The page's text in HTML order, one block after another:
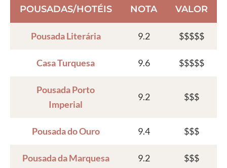
POUSADAS/HOTÉIS NOTA VALOR
Pousada Literária 9.2 $$$$$
Casa Turquesa 9.6 $$$$$
Pousada Porto
Imperial
9.2 $$$
Pousada do Ouro 9.4 $$$
Pousada da Marquesa 9.2 $$$